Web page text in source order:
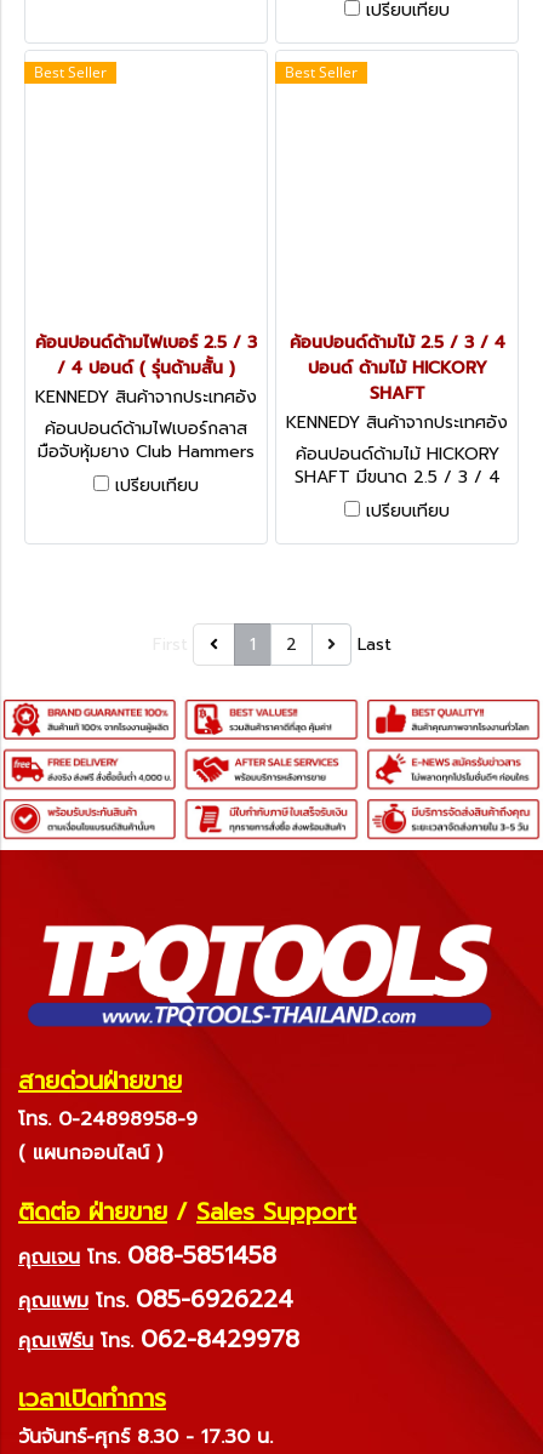
MALLET, HICKORYHANDLE
HARDWOOD HANDLE
เปรียบเทียบ
Best Seller
ค้อนปอนด์ด้ามไฟเบอร์ 2.5 / 3
/ 4 ปอนด์ ( รุ่นด้ามสั้น )
KENNEDY สินค้าจากประเทศอัง
กฤษ KEN-525-5720K
ค้อนปอนด์ด้ามไฟเบอร์กลาส
มือจับหุ้มยาง Club Hammers
เปรียบเทียบ
Best Seller
ค้อนปอนด์ด้ามไม้ 2.5 / 3 / 4
ปอนด์ ด้ามไม้ HICKORY
SHAFT
KENNEDY สินค้าจากประเทศอัง
กฤษ KEN-525-5250K
ค้อนปอนด์ด้ามไม้ HICKORY
SHAFT มีขนาด 2.5 / 3 / 4
ปอนด์ให้เลือก Club Hammers
เปรียบเทียบ
1 2 Last
สายด่วนฝ่ายขาย
โทร. 0-24898958-9
( แผนกออนไลน์ )
ติดต่อ ฝ่ายขาย / Sales Support
คุณเจน โทร. 088-5851458
คุณแพม โทร. 085-6926224
คุณเฟิร์น โทร. 062-8429978
เวลาเปิดทำการ
วันจันทร์-ศุกร์ 8.30 - 17.30 น.